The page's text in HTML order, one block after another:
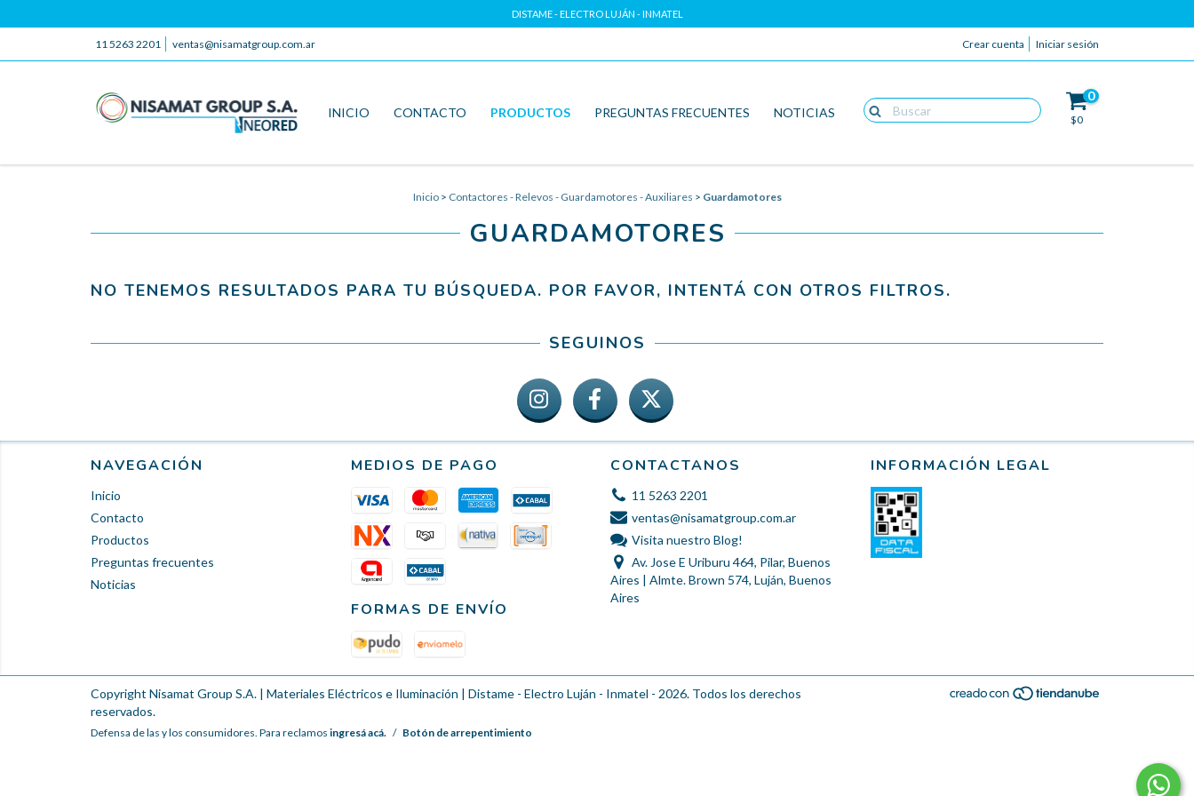
DISTAME - ELECTRO LUJÁN - INMATEL
11 5263 2201 ventas@nisamatgroup.com.ar Crear cuenta Iniciar sesión
INICIO CONTACTO PRODUCTOS PREGUNTAS FRECUENTES NOTICIAS
0
$0
Inicio > Contactores - Relevos - Guardamotores - Auxiliares > Guardamotores
GUARDAMOTORES
NO TENEMOS RESULTADOS PARA TU BÚSQUEDA. POR FAVOR, INTENTÁ CON OTROS FILTROS.
SEGUINOS
NAVEGACIÓN
Inicio
Contacto
Productos
Preguntas frecuentes
Noticias
MEDIOS DE PAGO
FORMAS DE ENVÍO
CONTACTANOS
11 5263 2201
ventas@nisamatgroup.com.ar
Visita nuestro Blog!
Av. Jose E Uriburu 464, Pilar, Buenos
Aires | Almte. Brown 574, Luján, Buenos
Aires
INFORMACIÓN LEGAL
Copyright Nisamat Group S.A. | Materiales Eléctricos e Iluminación | Distame - Electro Luján - Inmatel - 2026. Todos los derechos
reservados.
Defensa de las y los consumidores. Para reclamos ingresá acá. / Botón de arrepentimiento